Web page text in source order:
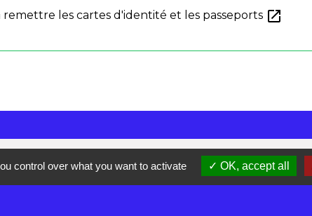
remettre les cartes d'identité et les passeports open_in_new
control over what you want to activate OK, accept all